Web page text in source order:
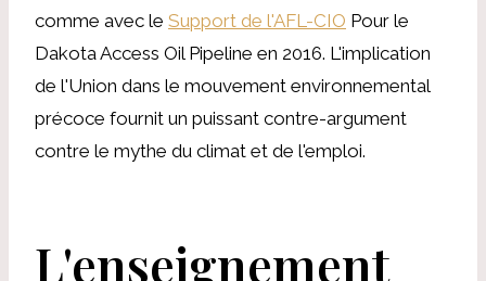
comme avec le Support de l'AFL-CIO Pour le
Dakota Access Oil Pipeline en 2016. L'implication
de l'Union dans le mouvement environnemental
précoce fournit un puissant contre-argument
contre le mythe du climat et de l'emploi.
L'enseignement